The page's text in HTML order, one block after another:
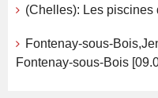
(Chelles): Les piscines
Fontenay-sous-
Fontenay-sous-Bois